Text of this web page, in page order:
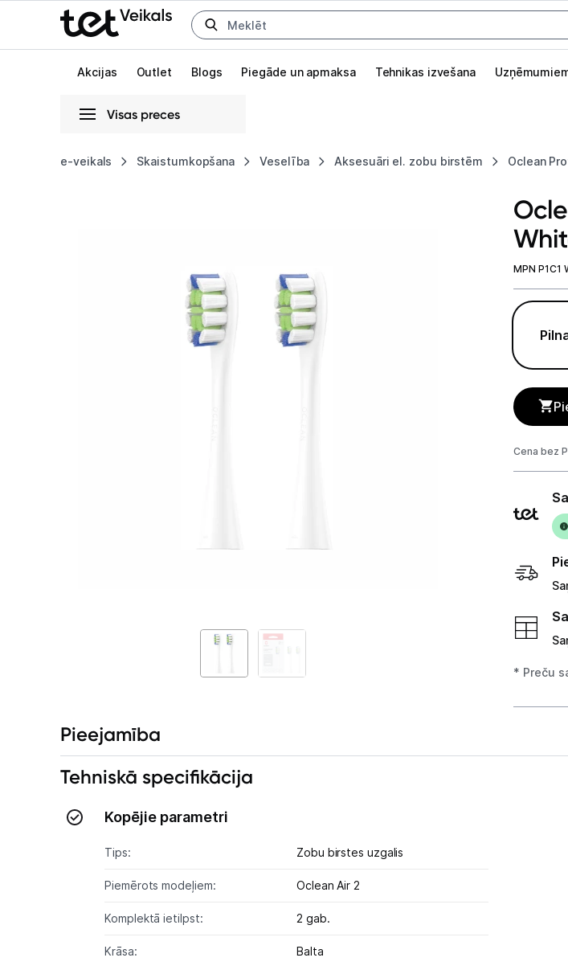
Uz kategorijam Uz galveno saturu
Akcijas Outlet Blogs Piegāde un apmaksa Tehnikas izvešana
Visas preces
e-veikals Skaistumkopšana Veselība Aksesuāri el. zobu birstēm Oclean
Izvēlies kāroto ierīci
Telefoni, planšetdatori
Sadzīves tehnika
Elektriskās zobu birstes
MPN P1C1
Cena bez
veidi
* Preču
Pieejamība
Tehniskā specifikācija
Kopējie parametri
Tips: Zobu birstes uzgalis
Piemērots modeļiem: Oclean Air 2
Komplektā ietilpst: 2 gab.
Krāsa: Balta